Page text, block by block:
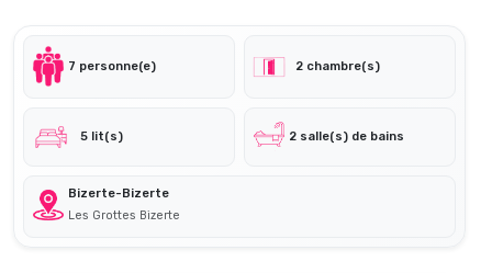
7 personne(e) 2 chambre(s)
5 lit(s) 2 salle(s) de bains
Bizerte-Bizerte
Les Grottes Bizerte